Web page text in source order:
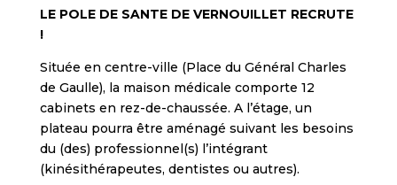
LE POLE DE SANTE DE VERNOUILLET RECRUTE
!
Située en centre-ville (Place du Général Charles
de Gaulle), la maison médicale comporte 12
cabinets en rez-de-chaussée. A l’étage, un
plateau pourra être aménagé suivant les besoins
du (des) professionnel(s) l’intégrant
(kinésithérapeutes, dentistes ou autres).